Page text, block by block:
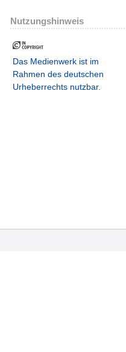
Nutzungshinweis
Das Medienwerk ist im
Rahmen des deutschen
Urheberrechts nutzbar.